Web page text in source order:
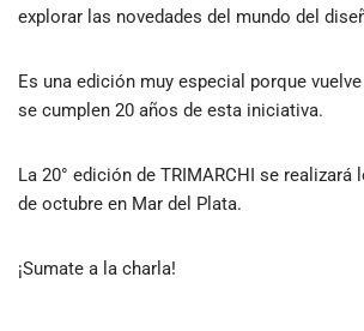
explorar las novedades del mundo del
Es una edición muy especial porque
se cumplen 20 años de esta iniciativa.
La 20° edición de TRIMARCHI se realizará
de octubre en Mar del Plata.
¡Sumate a la charla!